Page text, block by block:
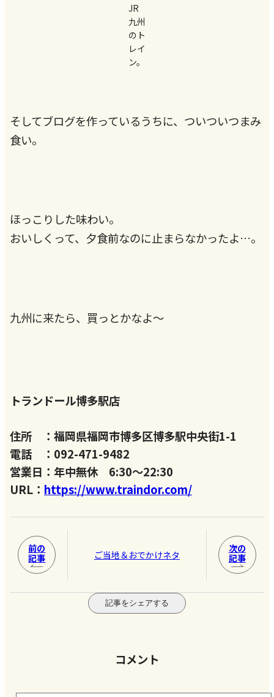
JR
九州
のト
レイ
ン。
そしてブログを作っているうちに、ついついつまみ
食い。
ほっこりした味わい。
おいしくって、夕食前なのに止まらなかったよ…。
九州に来たら、買っとかなよ～
トランドール博多駅店
住所 ：福岡県福岡市博多区博多駅中央街1-1
電話 ：092-471-9482
営業日：年中無休 6:30～22:30
URL： https://www.traindor.com/
前の
記事
ご当地＆おでかけネタ
次の
記事
記事をシェアする
コメント